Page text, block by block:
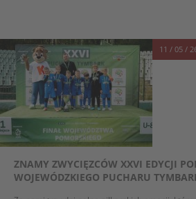
11 / 05 /
ZNAMY ZWYCIĘZCÓW XXVI EDYCJI
WOJEWÓDZKIEGO PUCHARU